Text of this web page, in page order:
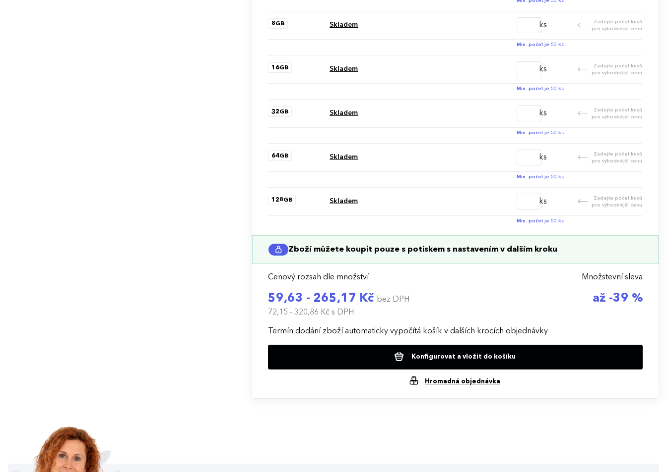
8GB Skladem ks
Zadejte počet kusů
pro výhodnější cenu
Min. počet je 50 ks
16GB Skladem ks
Zadejte počet kusů
pro výhodnější cenu
Min. počet je 50 ks
32GB Skladem ks
Zadejte počet kusů
pro výhodnější cenu
Min. počet je 50 ks
64GB Skladem ks
Zadejte počet kusů
pro výhodnější cenu
Min. počet je 50 ks
128GB Skladem ks
Zadejte počet kusů
pro výhodnější cenu
Min. počet je 50 ks
Zboží můžete koupit pouze s potiskem s nastavením v dalším kroku
Cenový rozsah dle množství
59,63 - 265,17 Kč bez DPH
72,15 - 320,86 Kčs DPH
Množstevní sleva
až -39 %
Termín dodání zboží automaticky vypočítá košík v dalších krocích objednávky
Konfigurovat a vložit do košíku
Hromadná objednávka